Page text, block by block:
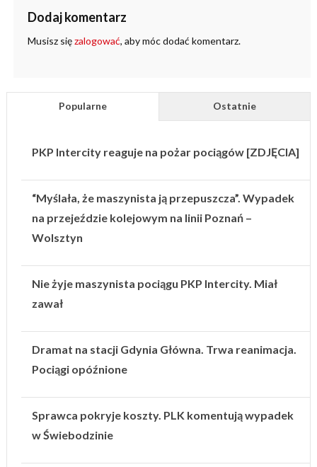
Dodaj komentarz
Musisz sięzalogować, aby móc dodać komentarz.
Popularne Ostatnie
PKP Intercity reaguje na pożar pociągów [ZDJĘCIA]
“Myślała, że maszynista ją przepuszcza”. Wypadek
na przejeździe kolejowym na linii Poznań –
Wolsztyn
Nie żyje maszynista pociągu PKP Intercity. Miał
zawał
Dramat na stacji Gdynia Główna. Trwa reanimacja.
Pociągi opóźnione
Sprawca pokryje koszty. PLK komentują wypadek
w Świebodzinie